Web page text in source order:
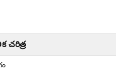
చరిత్ర